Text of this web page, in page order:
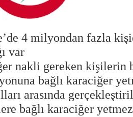
4 milyondan fazla
var
nakli gereken kişilerin
bağlı karaciğer
arasında
bağlı karaciğer